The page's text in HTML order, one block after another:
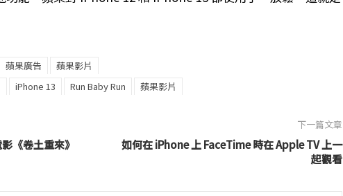
蘋果廣告 蘋果影片
iPhone 13 Run Baby Run 蘋果影片
《卷土重來》
下一篇文章
如何在 iPhone 上 FaceTime 時在 Apple TV 上一
起觀看